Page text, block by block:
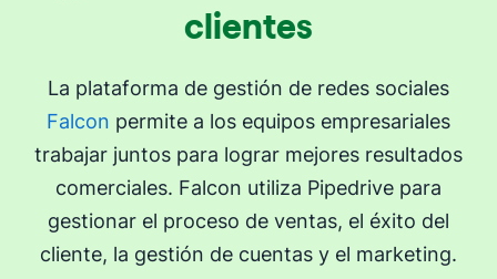
clientes
La plataforma de gestión de redes sociales
Falcon permite a los equipos empresariales
trabajar juntos para lograr mejores resultados
comerciales. Falcon utiliza Pipedrive para
gestionar el proceso de ventas, el éxito del
cliente, la gestión de cuentas y el marketing.